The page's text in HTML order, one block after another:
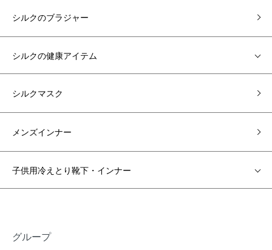
シルクのブラジャー
シルクの健康アイテム
シルクマスク
メンズインナー
子供用冷えとり靴下・インナー
グループ